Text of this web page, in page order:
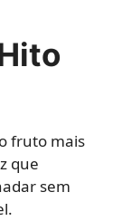
fruto mais
que
sem